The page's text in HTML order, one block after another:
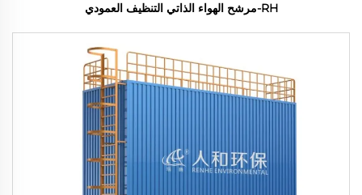
RH-مرشح الهواء الذاتي التنظيف العمودي